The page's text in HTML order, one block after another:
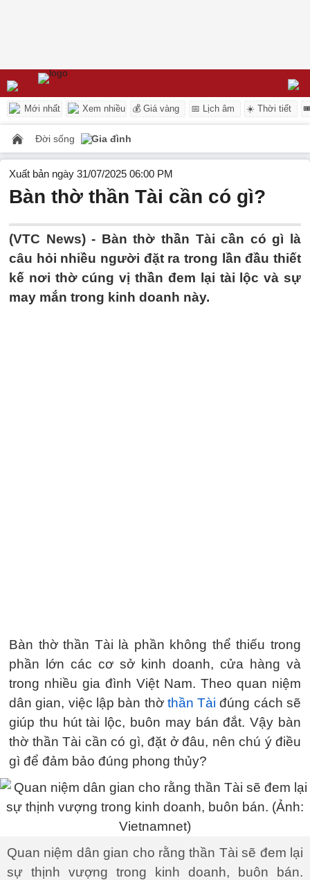
Mới nhất Xem nhiều 💰 Giá vàng 📅 Lịch âm ☀️ Thời tiết
Đời sống Gia đình
Xuất bản ngày 31/07/2025 06:00 PM
Bàn thờ thần Tài cần có gì?
(VTC News) - Bàn thờ thần Tài cần có gì là
câu hỏi nhiều người đặt ra trong lần đầu thiết
kế nơi thờ cúng vị thần đem lại tài lộc và sự
may mắn trong kinh doanh này.
Bàn thờ thần Tài là phần không thể thiếu trong
phần lớn các cơ sở kinh doanh, cửa hàng và
trong nhiều gia đình Việt Nam. Theo quan niệm
dân gian, việc lập bàn thờ thần Tài đúng cách sẽ
giúp thu hút tài lộc, buôn may bán đắt. Vậy bàn
thờ thần Tài cần có gì, đặt ở đâu, nên chú ý điều
gì để đảm bảo đúng phong thủy?
Quan niệm dân gian cho rằng thần Tài sẽ đem lại
sự thịnh vượng trong kinh doanh, buôn bán.